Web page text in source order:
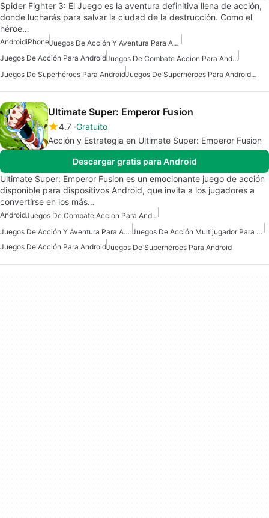
Spider Fighter 3: El Juego es la aventura definitiva llena de acción,
donde lucharás para salvar la ciudad de la destrucción. Como el
héroe…
AndroidiPhone
Juegos De Acción Y Aventura Para Android
Juegos De Acción Para Android
Juegos De Combate Accion Para Android
Juegos De Superhéroes Para Android
Juegos De Superhéroes Para Android Gratis
Ultimate Super: Emperor Fusion
4.7 Gratuito
Acción y Estrategia en Ultimate Super: Emperor Fusion
Descargar gratis para Android
Ultimate Super: Emperor Fusion es un emocionante juego de acción
disponible para dispositivos Android, que invita a los jugadores a
convertirse en los más…
Android
Juegos De Combate Accion Para Android
Juegos De Acción Y Aventura Para Android
Juegos De Acción Multijugador Para Android
Juegos De Acción Para AndroidJuegos De Superhéroes Para Android